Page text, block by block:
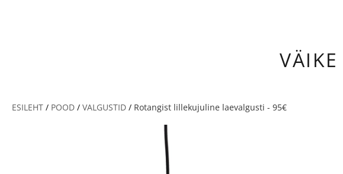
VÄIKE
ESILEHT / POOD / VALGUSTID / Rotangist lillekujuline laevalgusti - 95€